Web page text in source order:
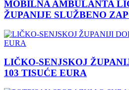
MOBILNA AMBULANTA
ŽUPANIJE SLUŽBENO
LIČKO-SENJSKOJ
103 TISUĆE EURA